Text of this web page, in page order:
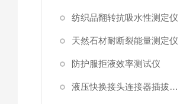
纺织品翻转抗吸水性测定仪
天然石材耐断裂能量测定仪
防护服拒液效率测试仪
液压快换接头连接器插拔泄漏测试仪